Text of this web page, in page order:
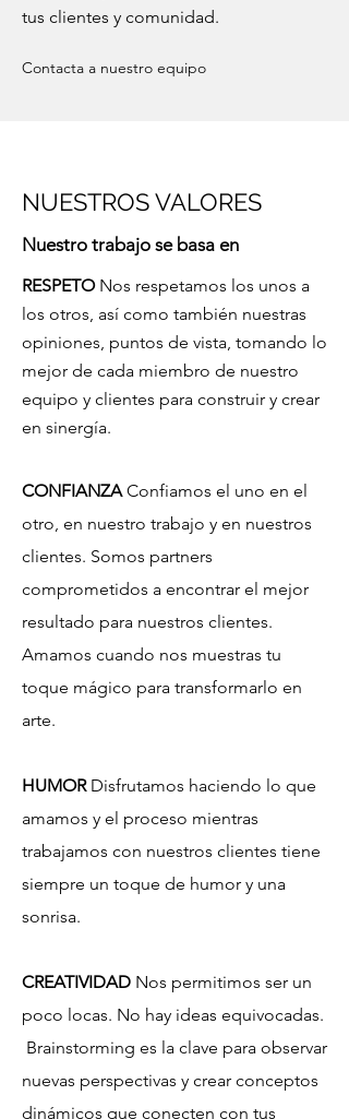
tus clientes y comunidad.
Contacta a nuestro equipo
NUESTROS VALORES
Nuestro trabajo se basa en
RESPETO Nos respetamos los unos a
los otros, así como también nuestras
opiniones, puntos de vista, tomando lo
mejor de cada miembro de nuestro
equipo y clientes para construir y crear
en sinergía.
CONFIANZAConfiamos el uno en el
otro, en nuestro trabajo y en nuestros
clientes. Somos partners
comprometidos a encontrar el mejor
resultado para nuestros clientes.
Amamos cuando nos muestras tu
toque mágico para transformarlo en
arte.
HUMORDisfrutamos haciendo lo que
amamos y el proceso mientras
trabajamos con nuestros clientes tiene
siempre un toque de humor y una
sonrisa.
CREATIVIDAD Nos permitimos ser un
poco locas. No hay ideas equivocadas.
Brainstorming es la clave para observar
nuevas perspectivas y crear conceptos
dinámicos que conecten con tus